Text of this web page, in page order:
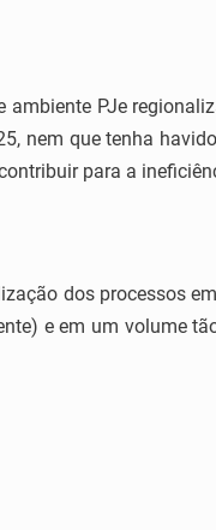
ambiente PJe
nem que tenha
para a
dos processos
e em um volume